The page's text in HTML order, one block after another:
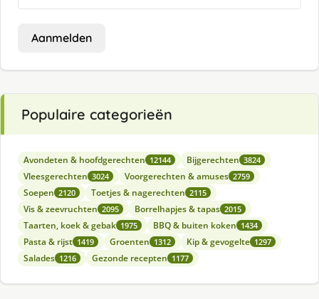
Aanmelden
Populaire categorieën
Avondeten & hoofdgerechten 12144 Bijgerechten 3824
Vleesgerechten 3024 Voorgerechten & amuses 2759
Soepen 2120 Toetjes & nagerechten 2115
Vis & zeevruchten 2095 Borrelhapjes & tapas 2015
Taarten, koek & gebak 1975 BBQ & buiten koken 1434
Pasta & rijst 1419 Groenten 1312 Kip & gevogelte 1297
Salades 1216 Gezonde recepten 1177